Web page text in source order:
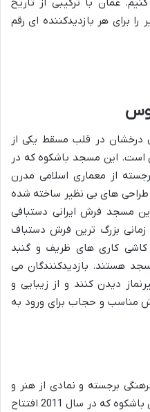
برای هر بازدیدکننده ای رقم
در قلب مسقط یکی از
است. این مسجد باشکوه که در
ای برجسته از معماری اسلامی مدرن
طراحی های بی نظیر ساخته شده
مسجد فرش ایرانی دستبافی
زمانی بزرگ ترین فرش دستباف
کاشی کاری های ظریف و گنبد
هستند. بازدیدکنندگان می
دیدن کنند و از زیبایی و
مناسب و حجاب برای ورود به
برجسته و نمادی از هنر و
فرهنگ در عمان است. این ساختمان باشکوه که در سال 2011 افتتاح